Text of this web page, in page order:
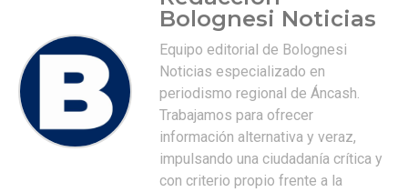
Bolognesi Noticias
Equipo editorial de Bolognesi
Noticias especializado en
periodismo regional de Áncash.
Trabajamos para ofrecer
información alternativa y veraz,
impulsando una ciudadanía crítica y
con criterio propio frente a la